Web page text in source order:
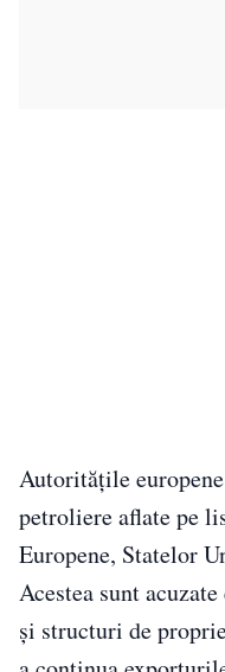
Autoritățile
petroliere aflate pe
Europene, Statelor
Acestea sunt
și structuri de